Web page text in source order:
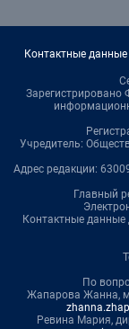
Контактные
Зарегистрировано
Учредитель:
Адрес редакции:
Главный
Контактные данные
По
Жапарова Жанна,
Ревина Мария,